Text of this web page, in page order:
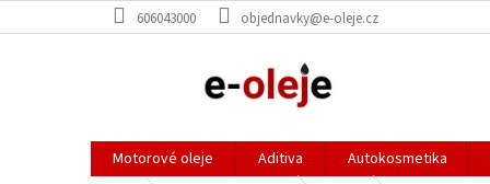
na
606043000 objednavky@e-oleje.cz
Motorové oleje Aditiva Autokosmetika